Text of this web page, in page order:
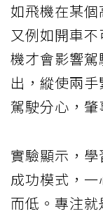
如飛機在某個
又例如開車
機才會影響
出，縱使兩
駕駛分心，肇
實驗顯示，
成功模式，
而低。專注